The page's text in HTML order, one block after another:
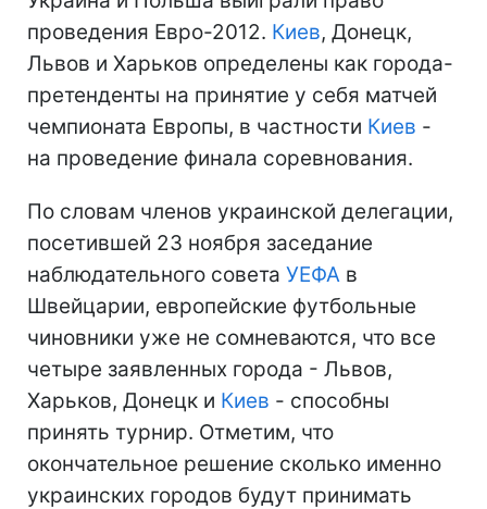
проведения Евро-2012. Киев, Донецк,
Львов и Харьков определены как города-
претенденты на принятие у себя матчей
чемпионата Европы, в частности Киев -
на проведение финала соревнования.
По словам членов украинской делегации,
посетившей 23 ноября заседание
наблюдательного совета УЕФА в
Швейцарии, европейские футбольные
чиновники уже не сомневаются, что все
четыре заявленных города - Львов,
Харьков, Донецк и Киев - способны
принять турнир. Отметим, что
окончательное решение сколько именно
украинских городов будут принимать